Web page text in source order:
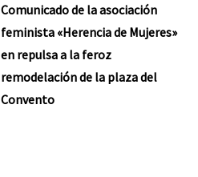
Comunicado de la asociación
feminista «Herencia de Mujeres»
en repulsa a la feroz
remodelación de la plaza del
Convento